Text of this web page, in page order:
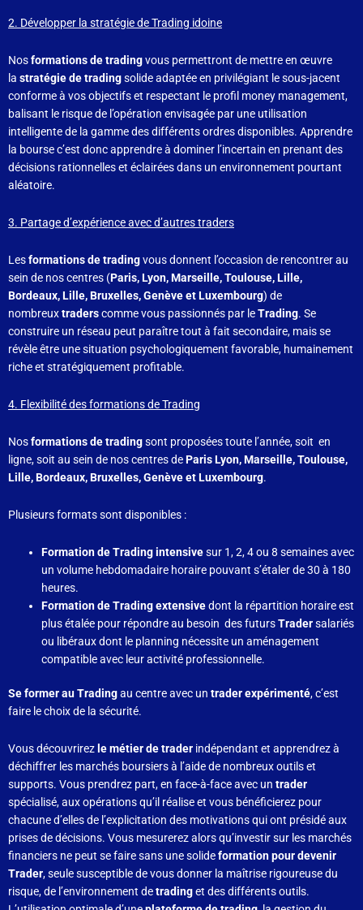
2. Développer la stratégie de Trading idoine
Nosformations de tradingvous permettront de mettre en œuvre
la stratégie de tradingsolide adaptée en privilégiant le sous-jacent
conforme à vos objectifs et respectant le profil money management,
balisant le risque de l’opération envisagée par une utilisation
intelligente de la gamme des différents ordres disponibles. Apprendre
la bourse c’est donc apprendre à dominer l’incertain en prenant des
décisions rationnelles et éclairées dans un environnement pourtant
aléatoire.
3. Partage d’expérience avec d’autres traders
Lesformations de tradingvous donnent l’occasion de rencontrer au
sein de nos centres (Paris, Lyon, Marseille, Toulouse, Lille,
Bordeaux, Lille, Bruxelles,Genève et Luxembourg) de
nombreuxtraderscomme vous passionnés par leTrading. Se
construire un réseau peut paraître tout à fait secondaire, mais se
révèle être une situation psychologiquement favorable, humainement
riche et stratégiquement profitable.
4. Flexibilité des formations de Trading
Nosformations de tradingsont proposées toute l’année, soit en
ligne, soit au sein de nos centres deParis Lyon, Marseille, Toulouse,
Lille, Bordeaux, Bruxelles,Genève et Luxembourg.
Plusieurs formats sont disponibles :
Formation de Trading intensivesur 1, 2, 4 ou 8 semaines avec
un volume hebdomadaire horaire pouvant s’étaler de 30 à 180
heures.
Formation de Trading extensivedont la répartition horaire est
plus étalée pour répondre au besoin des futursTradersalariés
ou libéraux dont le planning nécessite un aménagement
compatible avec leur activité professionnelle.
Se former au Tradingau centre avec un trader expérimenté, c’est
faire le choix de la sécurité.
Vous découvrirez le métier de trader indépendant et apprendrez à
déchiffrer les marchés boursiers à l’aide de nombreux outils et
supports. Vous prendrez part, en face-à-face avec un trader
spécialisé, aux opérations qu’il réalise et vous bénéficierez pour
chacune d’elles de l’explicitation des motivations qui ont présidé aux
prises de décisions. Vous mesurerez alors qu’investir sur les marchés
financiers ne peut se faire sans une solideformation pour devenir
Trader, seule susceptible de vous donner la maîtrise rigoureuse du
risque, de l’environnement detradinget des différents outils.